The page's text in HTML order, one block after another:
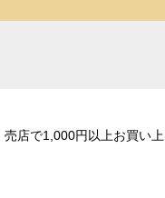
店で1,000円以上お買い